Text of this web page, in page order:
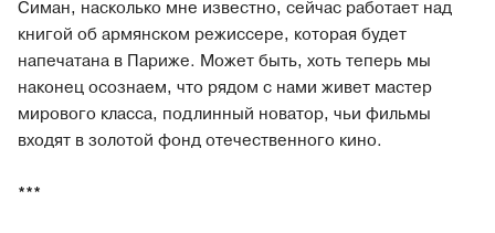
Симан, насколько мне известно, сейчас работает над
книгой об армянском режиссере, которая будет
напечатана в Париже. Может быть, хоть теперь мы
наконец осознаем, что рядом с нами живет мастер
мирового класса, подлинный новатор, чьи фильмы
входят в золотой фонд отечественного кино.
***